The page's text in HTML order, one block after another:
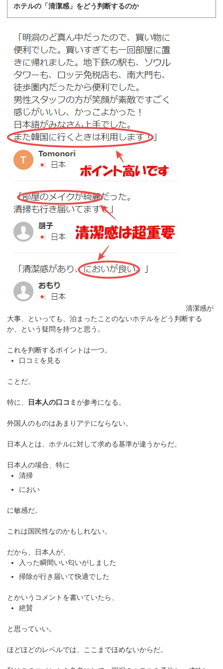
ホテルの「清潔感」をどう判断するのか
清潔感が
大事、といっても、泊まったことのないホテルをどう判断する
か、という疑問を持つと思う。
これを判断するポイントは一つ。
口コミを見る
ことだ。
特に、 日本人の口コミが参考になる。
外国人のものはあまりアテにならない。
日本人とは、ホテルに対して求める基準が違うからだ。
日本人の場合、特に
清掃
におい
に敏感だ。
これは国民性なのかもしれない。
だから、日本人が、
入った瞬間いい匂いがしました
掃除が行き届いて快適でした
とかいうコメントを書いていたら、
絶賛
と思っていい。
ほどほどのレベルでは、ここまでほめないからだ。